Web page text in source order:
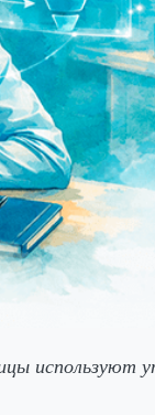
используют